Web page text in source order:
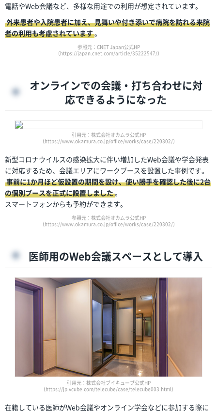
電話やWeb会議など、多様な用途での利用が想定されています。
外来患者や入院患者に加え、見舞いや付き添いで病院を訪れる来院
者の利用も考慮されています。
参照元：CNET Japan公式HP
（https://japan.cnet.com/article/35222547/）
オンラインでの会議・打ち合わせに対
応できるようになった
引用元：株式会社オカムラ公式HP
（https://www.okamura.co.jp/office/works/case/220302/）
新型コロナウイルスの感染拡大に伴い増加したWeb会議や学会発表
に対応するため、会議エリアにワークブースを設置した事例です。
事前に1か月ほど仮設置の期間を設け、使い勝手を確認した後に2台
の個別ブースを正式に設置しました。
スマートフォンからも予約ができます。
参照元：株式会社オカムラ公式HP
（https://www.okamura.co.jp/office/works/case/220302/）
医師用のWeb会議スペースとして導入
引用元：株式会社ブイキューブ公式HP
（https://jp.vcube.com/telecube/case/telecube003.html）
在籍している医師がWeb会議やオンライン学会などに参加する際に